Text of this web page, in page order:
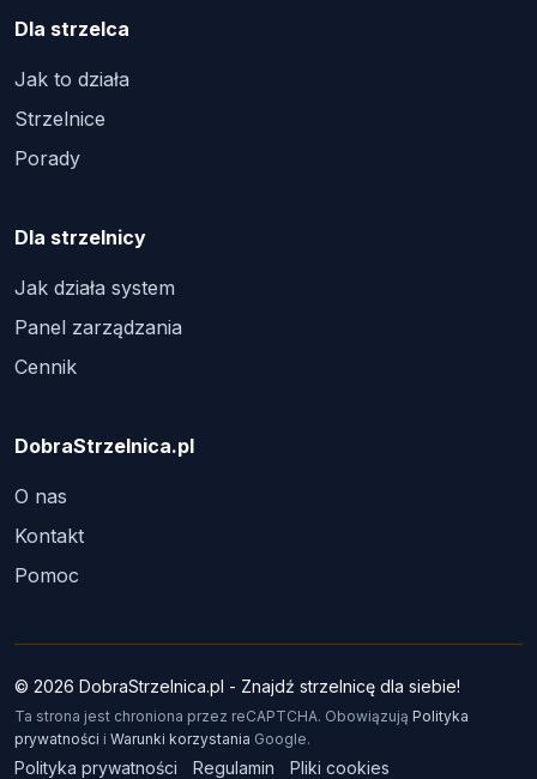
Dla strzelca
Jak to działa
Strzelnice
Porady
Dla strzelnicy
Jak działa system
Panel zarządzania
Cennik
DobraStrzelnica.pl
O nas
Kontakt
Pomoc
© 2026 DobraStrzelnica.pl - Znajdź strzelnicę dla siebie!
Ta strona jest chroniona przez reCAPTCHA. Obowiązują Polityka
prywatności i Warunki korzystania Google.
Polityka prywatności Regulamin Pliki cookies